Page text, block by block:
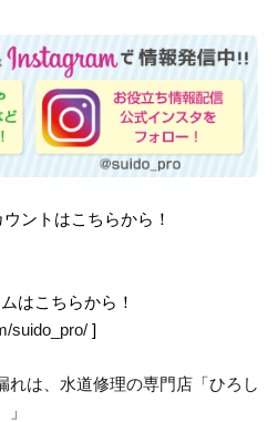
ントはこちらから！
はこちらから！
suido_pro/ ]
れは、水道修理の専門店「ひろし